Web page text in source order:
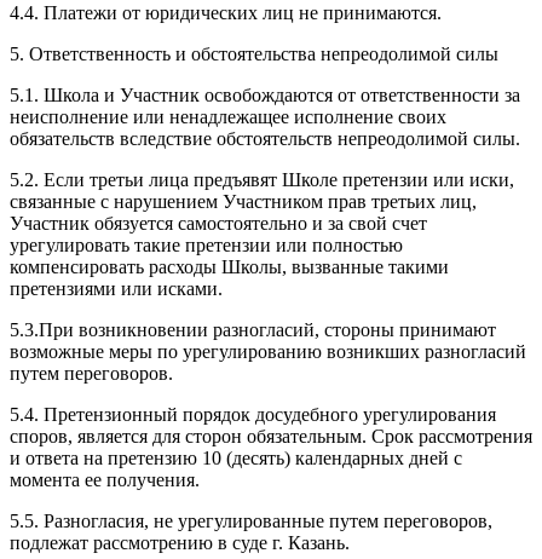
4.4. Платежи от юридических лиц не принимаются.
5. Ответственность и обстоятельства непреодолимой силы
5.1. Школа и Участник освобождаются от ответственности за
неисполнение или ненадлежащее исполнение своих
обязательств вследствие обстоятельств непреодолимой силы.
5.2. Если третьи лица предъявят Школе претензии или иски,
связанные с нарушением Участником прав третьих лиц,
Участник обязуется самостоятельно и за свой счет
урегулировать такие претензии или полностью
компенсировать расходы Школы, вызванные такими
претензиями или исками.
5.3.При возникновении разногласий, стороны принимают
возможные меры по урегулированию возникших разногласий
путем переговоров.
5.4. Претензионный порядок досудебного урегулирования
споров, является для сторон обязательным. Срок рассмотрения
и ответа на претензию 10 (десять) календарных дней с
момента ее получения.
5.5. Разногласия, не урегулированные путем переговоров,
подлежат рассмотрению в суде г. Казань.